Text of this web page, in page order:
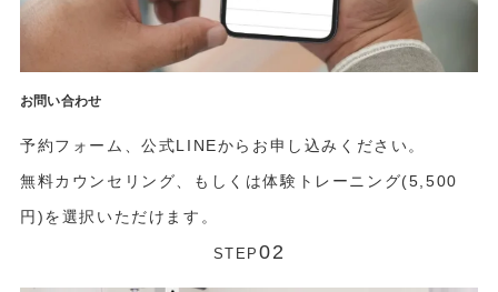
お問い合わせ
予約フォーム、公式LINEからお申し込みください。
無料カウンセリング、もしくは体験トレーニング(5,500
円)を選択いただけます。
STEP02